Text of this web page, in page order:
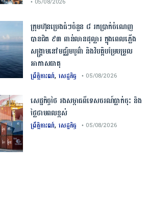
ក្រុមហ៊ុនប្រេងធំៗចំនួន ៨ រកប្រាក់ចំណេញ
បានជិត ៩៣ ពាន់លានដុល្លារ ក្នុងពេលភ្លើង
សង្គ្រាមនៅមជ្ឈិមបូព៌ា និងវិបត្តិបម្រែបម្រួល
អាកាសធាតុ
ព្រឹត្តិការណ៍, សេដ្ឋកិច្ច • 05/08/2026
សេដ្ឋកិច្ច​ថៃ​ រង​សម្ពាធ​ពី​ទេសចរណ៍​ធ្លាក់ចុះ​ និង​
ថ្លៃ​ថាមពល​ខ្ពស់​
ព្រឹត្តិការណ៍, សេដ្ឋកិច្ច • 05/08/2026